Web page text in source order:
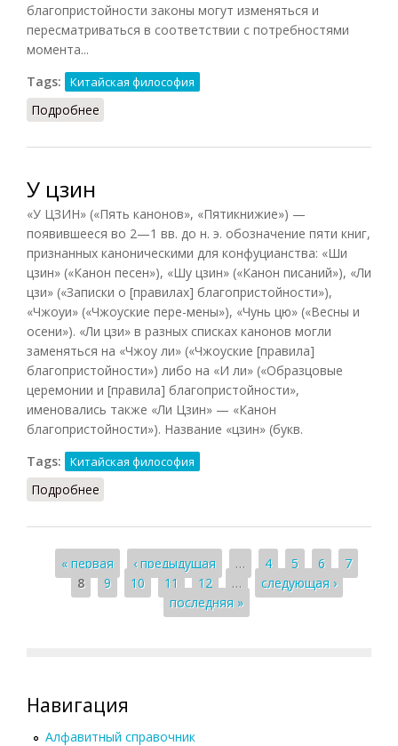
благопристойности законы могут изменяться и
пересматриваться в соответствии с потребностями
момента...
Tags:
Китайская философия
Подробнее
У цзин
«У ЦЗИН» («Пять канонов», «Пятикнижие») —
появившееся во 2—1 вв. до н. э. обозначение пяти книг,
признанных каноническими для конфуцианства: «Ши
цзин» («Канон песен»), «Шу цзин» («Канон писаний»), «Ли
цзи» («Записки о [правилах] благопристойности»),
«Чжоуи» («Чжоуские пере-мены»), «Чунь цю» («Весны и
осени»). «Ли цзи» в разных списках канонов могли
заменяться на «Чжоу ли» («Чжоуские [правила]
благопристойности») либо на «И ли» («Образцовые
церемонии и [правила] благопристойности»,
именовались также «Ли Цзин» — «Канон
благопристойности»). Название «цзин» (букв.
Tags:
Китайская философия
Подробнее
Страницы
« первая ‹ предыдущая … 4 5 6
7
8
9 10 11 12 …
следующая ›
последняя »
Навигация
Алфавитный справочник